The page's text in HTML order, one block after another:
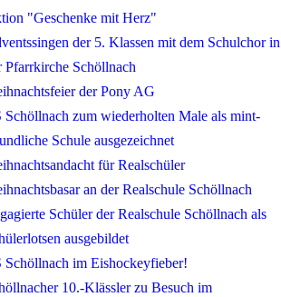
"Geschenke mit Herz"
der 5. Klassen mit dem Schulchor in
Pfarrkirche Schöllnach
der Pony AG
Schöllnach zum wiederholten Male als mint-
Schule ausgezeichnet
für Realschüler
an der Realschule Schöllnach
Schüler der Realschule Schöllnach als
ausgebildet
Schöllnach im Eishockeyfieber!
10.-Klässler zu Besuch im